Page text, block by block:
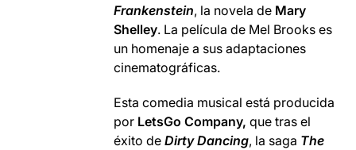
Frankenstein, la novela de Mary
Shelley. La película de Mel Brooks es
un homenaje a sus adaptaciones
cinematográficas.
Esta comedia musical está producida
por LetsGo Company, que tras el
éxito deDirty Dancing, la saga The